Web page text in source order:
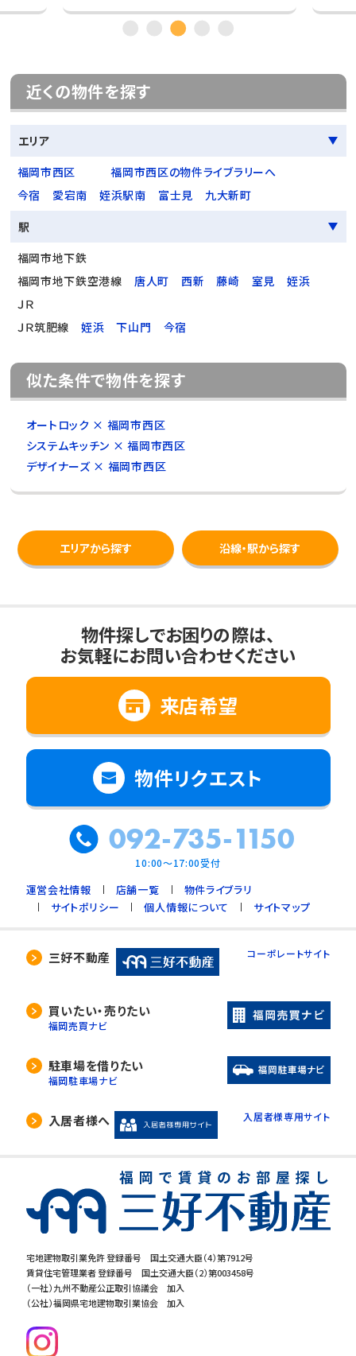
近くの物件を探す
エリア
福岡市西区
福岡市西区の物件ライブラリーへ
今宿
愛宕南 姪浜駅南 富士見
九大新町
駅
福岡市地下鉄
福岡市地下鉄空港線
唐人町 西新 藤崎 室見
姪浜
ＪＲ
ＪＲ筑肥線
姪浜 下山門 今宿
似た条件で物件を探す
オートロック × 福岡市西区
システムキッチン × 福岡市西区
デザイナーズ × 福岡市西区
エリアから探す 沿線・駅から探す
宅地建物取引業免許 登録番号 国土交通大臣（4）第7912号
賃貸住宅管理業者 登録番号 国土交通大臣（2）第003458号
（一社）九州不動産公正取引協議会 加入
（公社）福岡県宅地建物取引業協会 加入
物件探しでお困りの際は、
お気軽にお問い合わせください
来店希望
物件リクエスト
092-735-1150
10:00～17:00受付
運営会社情報 店舗一覧
物件ライブラリ
サイトポリシー
個人情報について サイトマップ
三好不動産 コーポレートサイト
買いたい・売りたい
福岡売買ナビ
駐車場を借りたい
福岡駐車場ナビ
入居者様へ 入居者様専用サイト